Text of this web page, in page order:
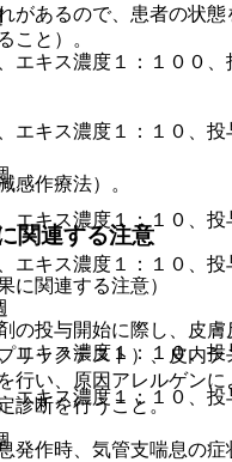
があるので、患者の状
こと）。
感作療法）。
関連する注意
に関連する注意）
の投与開始に際し、皮膚
リックテスト）、皮内テ
行い、原因アレルゲン
診断を行うこと。
作時、気管支喘息の症
エキス濃度１：１００、
キス濃度１：１０、投
キス濃度１：１０、投
エキス濃度１：１０、投
キス濃度１：１０、投
キス濃度１：１０、投